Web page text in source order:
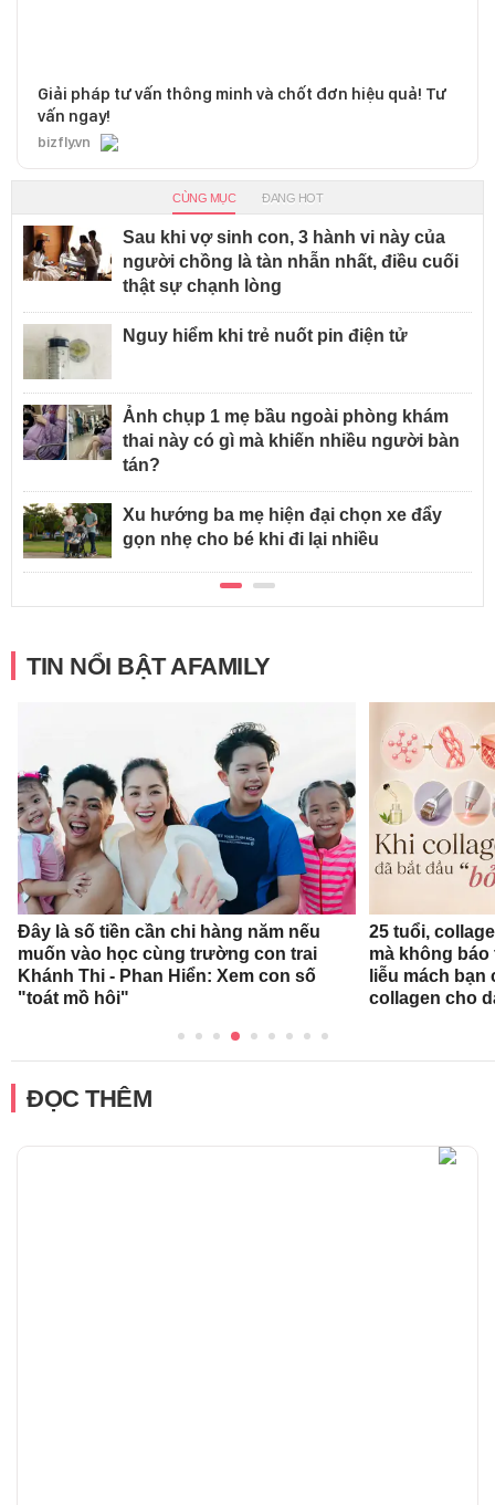
Giải pháp tư vấn thông minh và chốt đơn hiệu quả! Tư
vấn ngay!
bizfly.vn
CÙNG MỤC ĐANG HOT
Sau khi vợ sinh con, 3 hành vi này của
người chồng là tàn nhẫn nhất, điều cuối
thật sự chạnh lòng
Nguy hiểm khi trẻ nuốt pin điện tử
Ảnh chụp 1 mẹ bầu ngoài phòng khám
thai này có gì mà khiến nhiều người bàn
tán?
Xu hướng ba mẹ hiện đại chọn xe đẩy
gọn nhẹ cho bé khi đi lại nhiều
TIN NỔI BẬT AFAMILY
Đây là số tiền cần chi hàng năm nếu
muốn vào học cùng trường con trai
Khánh Thi - Phan Hiển: Xem con số
"toát mồ hôi"
25 tuổi,
mà không
liễu mách
collagen cho
ĐỌC THÊM